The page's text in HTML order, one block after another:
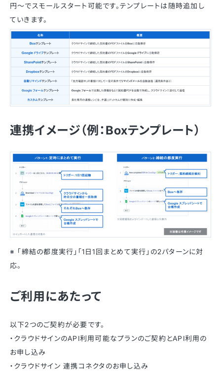
円〜でスモールスタート可能です。テンプレートは随時追加し
ていきます。
連携イメージ（例：Boxテンプレート）
※ 「締結の都度実行」「1日1回まとめて実行」の2パターンに対
応。
ご利用にあたって
以下2つのご契約が必要です。
・クラウドサインのAPI利用可能なプランのご契約とAPI利用の
お申し込み
・クラウドサイン 連携コネクタのお申し込み